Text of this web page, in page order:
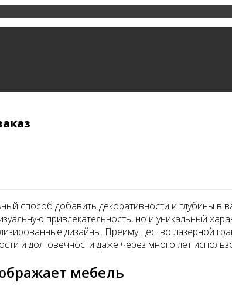
способ добавить декоративности и
привлекательность, но и уникальный
дизайны. Преимущество лазерной
и долговечности даже через много лет
мебель